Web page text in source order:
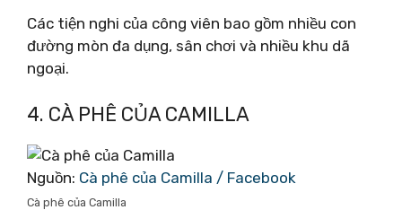
Các tiện nghi của công viên bao gồm nhiều con
đường mòn đa dụng, sân chơi và nhiều khu dã
ngoại.
4. CÀ PHÊ CỦA CAMILLA
Nguồn: Cà phê của Camilla / Facebook
Cà phê của Camilla